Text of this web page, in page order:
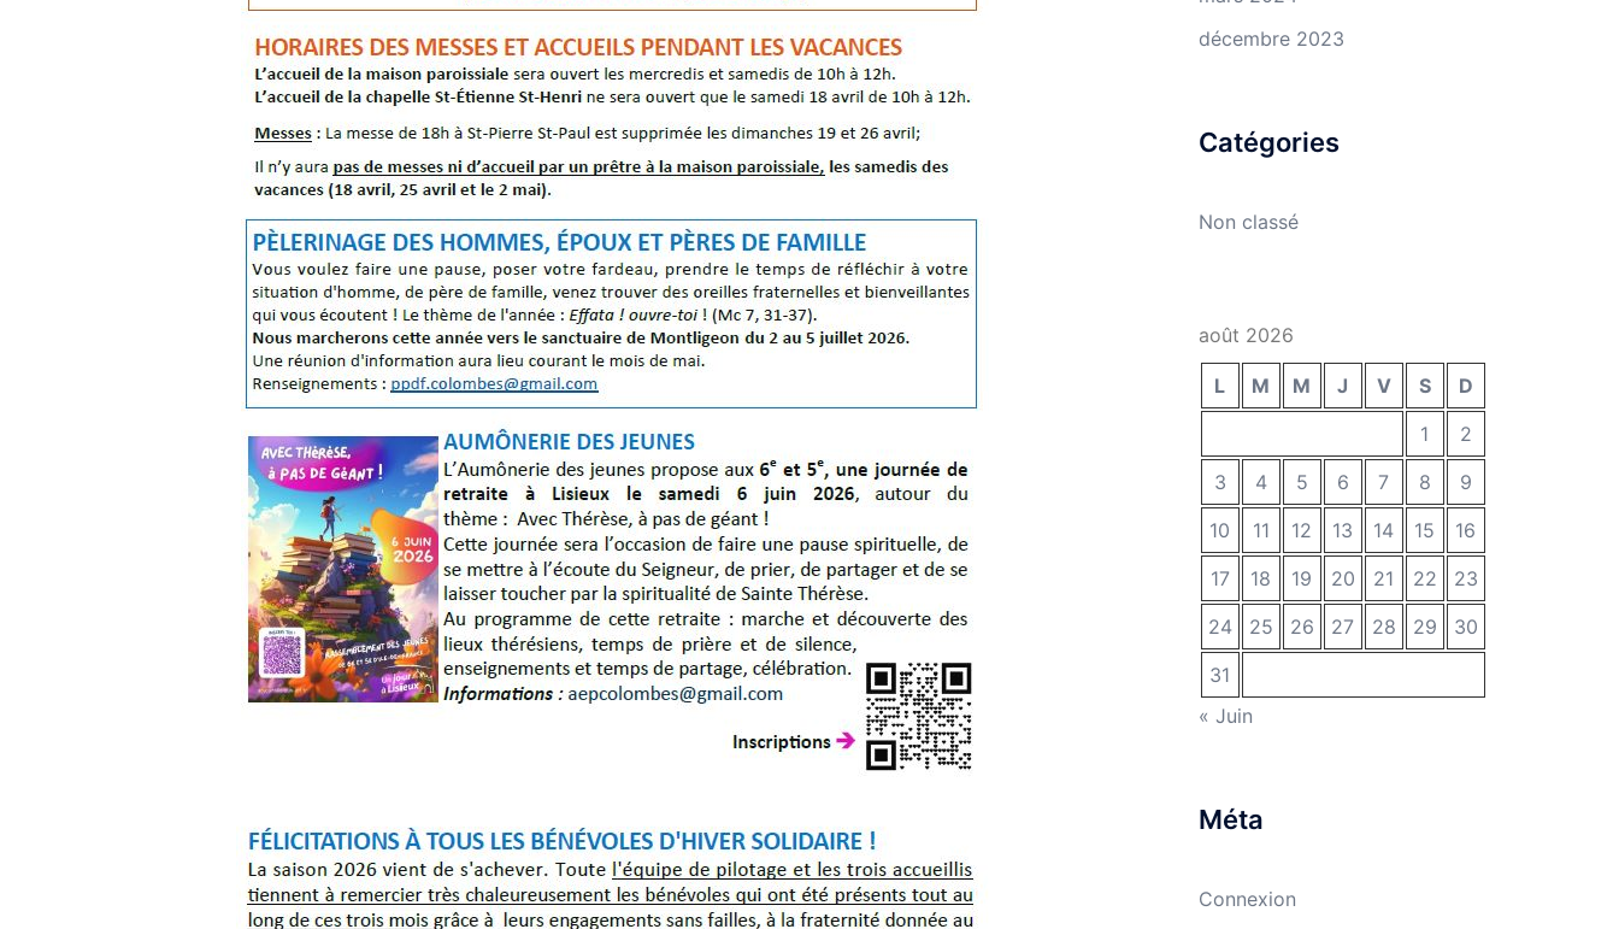
décembre 2023
Catégories
Non classé
août 2026
L M M J V S
D
1
2
3
4 5 6 7 8
9
10
11 12 13 14 15
16
17
18 19 20 21 22
23
24
25 26 27 28 29
30
31
« Juin
Méta
Connexion